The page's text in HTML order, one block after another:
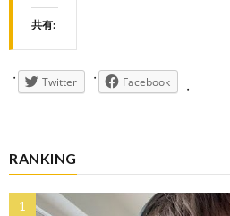
共有:
Twitter Facebook
RANKING